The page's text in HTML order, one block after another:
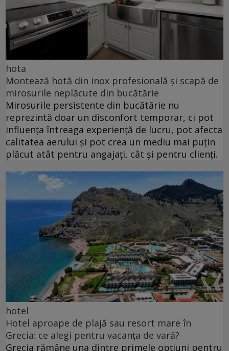
hota
Montează hotă din inox profesională și scapă de
mirosurile neplăcute din bucătărie
Mirosurile persistente din bucătărie nu
reprezintă doar un disconfort temporar, ci pot
influența întreaga experiență de lucru, pot afecta
calitatea aerului și pot crea un mediu mai puțin
plăcut atât pentru angajați, cât și pentru clienți.
hotel
Hotel aproape de plajă sau resort mare în
Grecia: ce alegi pentru vacanța de vară?
Grecia rămâne una dintre primele opțiuni pentru